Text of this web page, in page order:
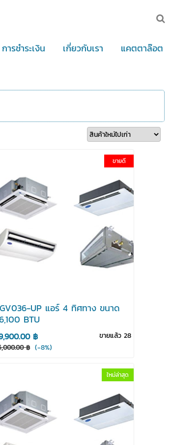
ารชำระเงิน เกี่ยวกับเรา แคตตาล๊อต
ขายดี
UP แอร์ 4 ทิศทาง ขนาด
BTU
฿
฿ (-8%)
ขายแล้ว 28
ใหม่ล่าสุด